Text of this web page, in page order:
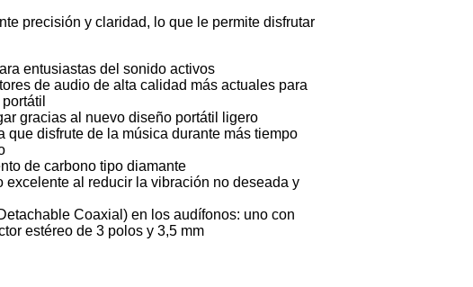
precisión y claridad, lo que le permite disfrutar
entusiastas del sonido activos
de audio de alta calidad más actuales para
gracias al nuevo diseño portátil ligero
disfrute de la música durante más tiempo
de carbono tipo diamante
al reducir la vibración no deseada y
Coaxial) en los audífonos: uno con
estéreo de 3 polos y 3,5 mm